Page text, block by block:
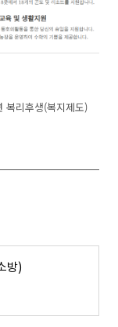
복리후생(복지제도)
방)